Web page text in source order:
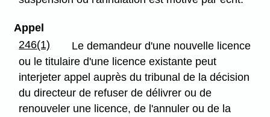
Appel
246(1)
Le demandeur d'une nouvelle licence
ou le titulaire d'une licence existante peut
interjeter appel auprès du tribunal de la décision
du directeur de refuser de délivrer ou de
renouveler une licence, de l'annuler ou de la